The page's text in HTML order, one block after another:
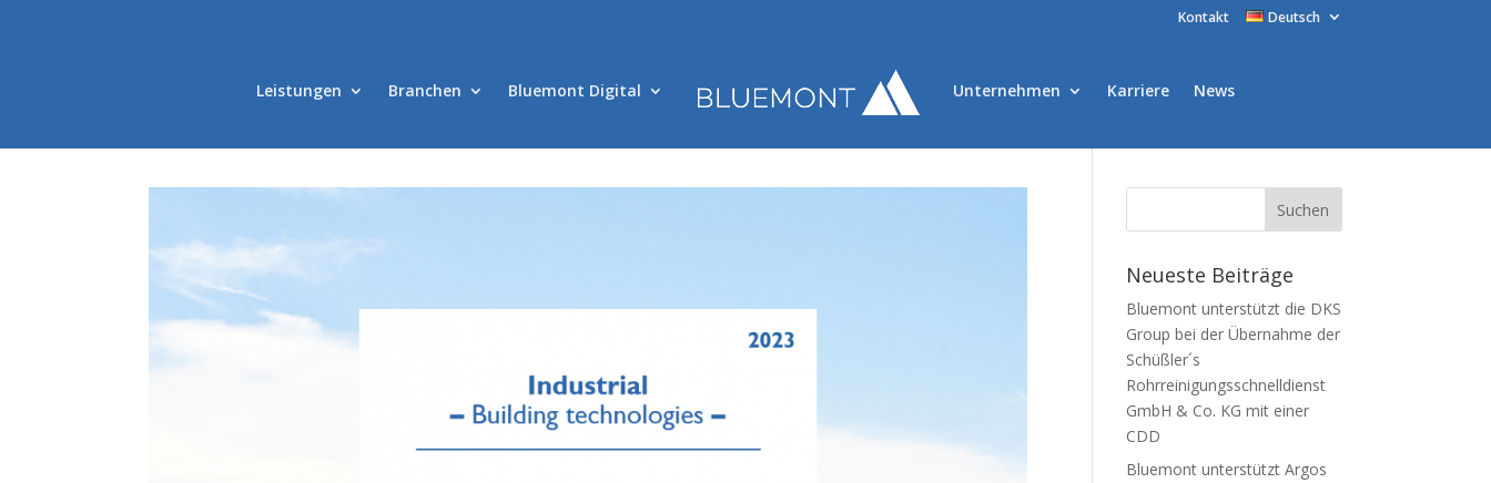
Kontakt Deutsch
Leistungen Branchen Bluemont Digital Unternehmen Karriere News
Neueste Beiträge
Bluemont unterstützt die DKS
Group bei der Übernahme der
Schüßler´s
Rohrreinigungsschnelldienst
GmbH & Co. KG mit einer
CDD
Bluemont unterstützt Argos